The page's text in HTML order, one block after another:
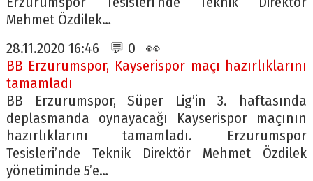
Mehmet Özdilek…
28.11.2020 16:46 💬 0 👀
BB Erzurumspor, Kayserispor maçı hazırlıklarını
tamamladı
BB Erzurumspor, Süper Lig’in 3. haftasında
deplasmanda oynayacağı Kayserispor maçının
hazırlıklarını tamamladı. Erzurumspor
Tesisleri’nde Teknik Direktör Mehmet Özdilek
yönetiminde 5’e…